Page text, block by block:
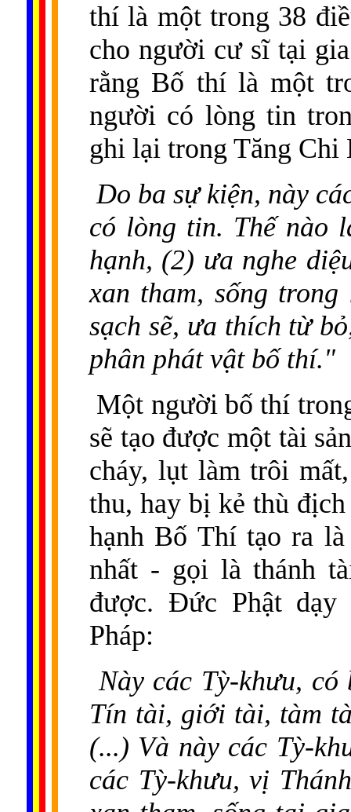
thí là một trong 38
cho người cư sĩ tại
rằng Bố thí là một
người có lòng tin
ghi lại trong Tăng Chi
Do ba sự kiện, này
có lòng tin. Thế nào
hạnh, (2) ưa nghe
xan tham, sống
sạch sẽ, ưa thích từ
phân phát vật bố thí."
Một người bố thí
sẽ tạo được một tài
cháy, lụt làm trôi
thu, hay bị kẻ thù
hạnh Bố Thí tạo ra
nhất - gọi là thánh
được. Đức Phật
Pháp:
Này các Tỳ-khưu, có
Tín tài, giới tài, tàm
(...) Và này các Tỳ-
các Tỳ-khưu, vị